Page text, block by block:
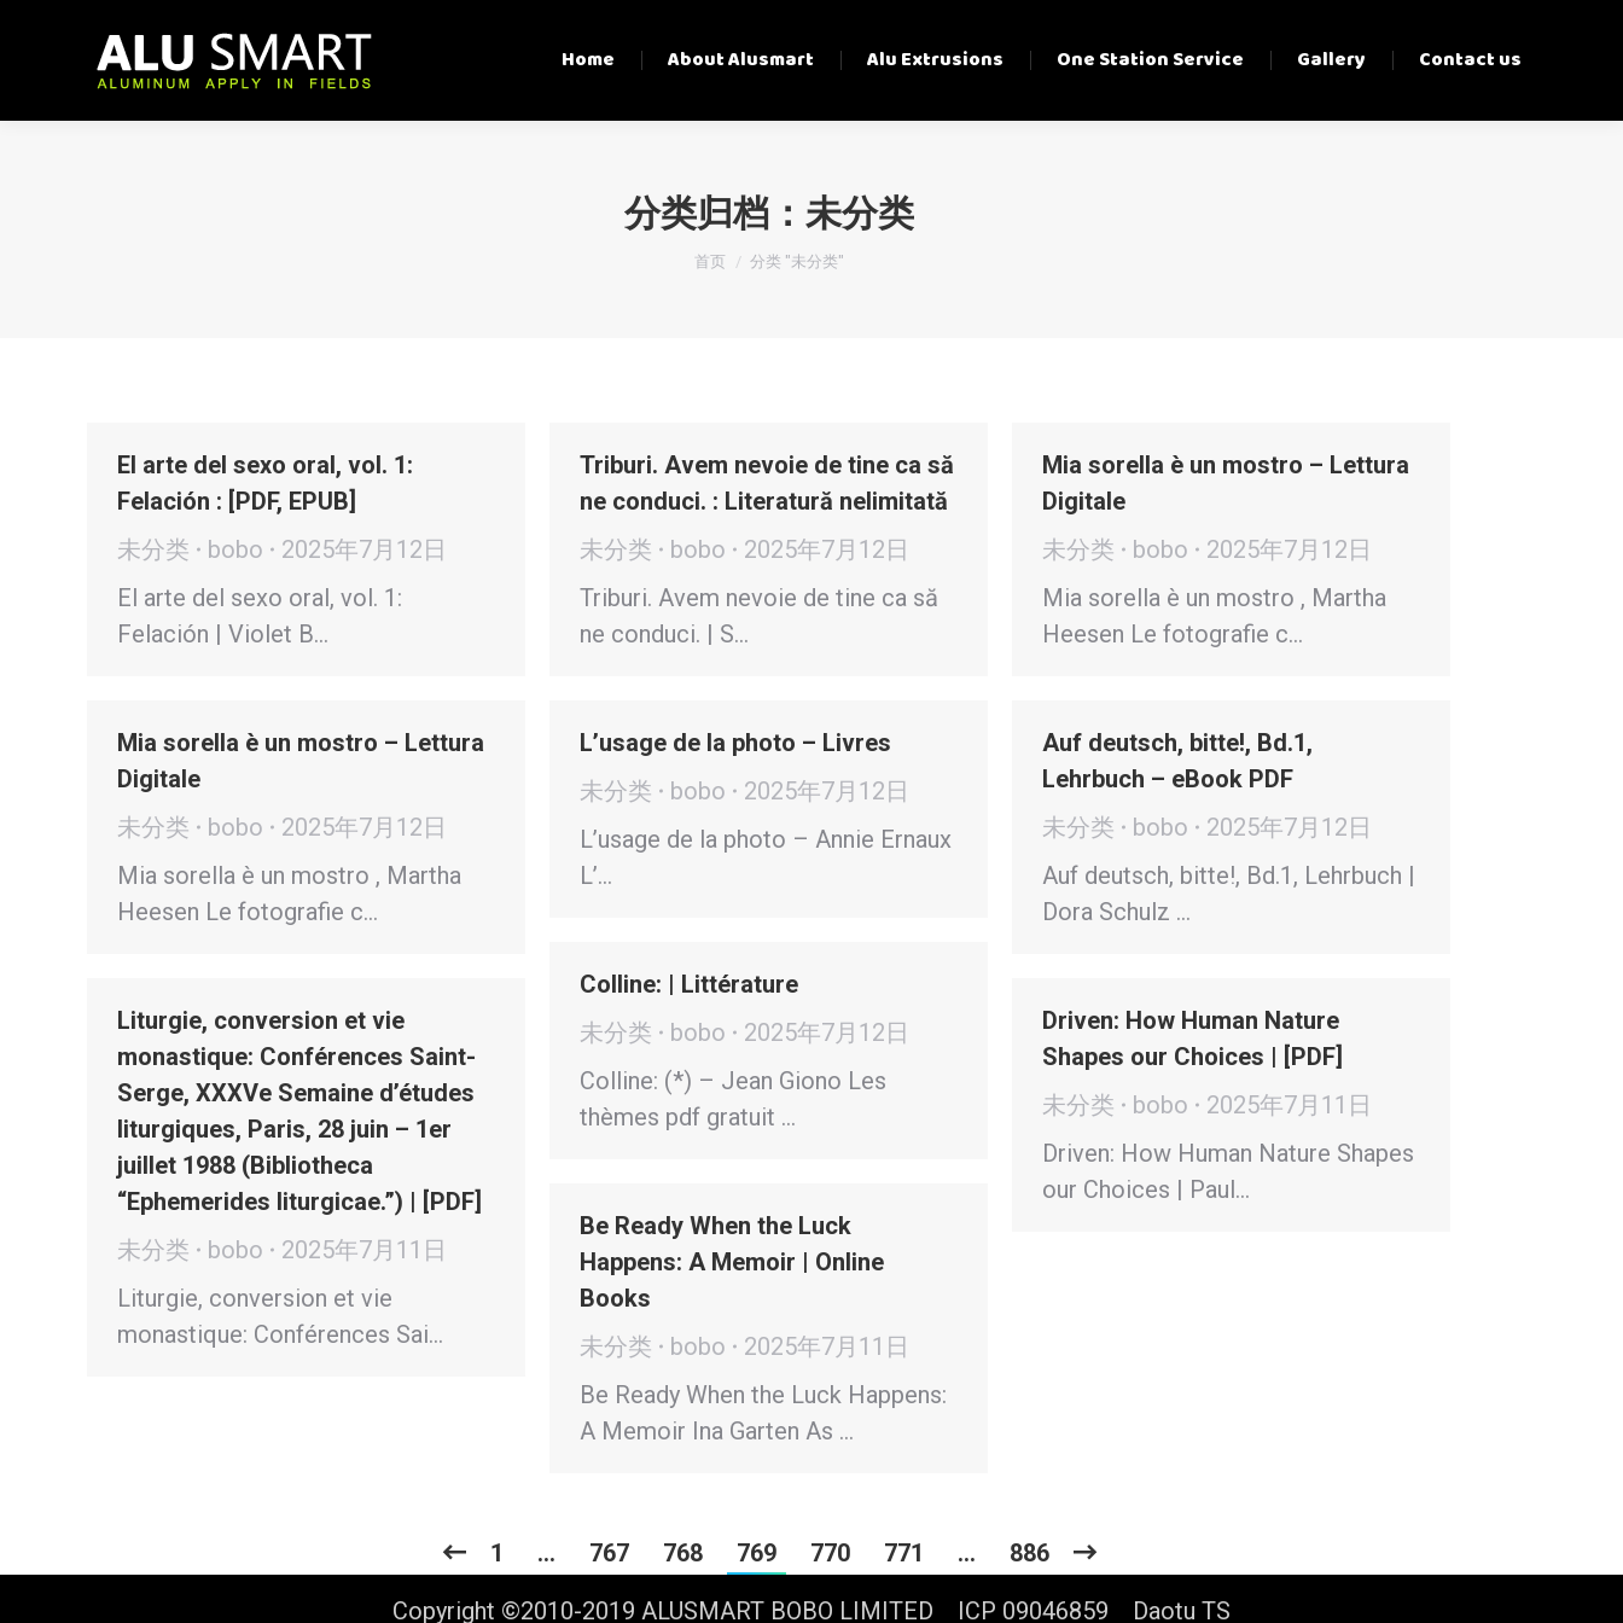
Home About Alusmart Alu Extrusions One Station Service Gallery Contact us
分类归档： 未分类
您在这里：
首页 分类 "未分类"
El arte del sexo oral, vol. 1:
Felación : [PDF, EPUB]
未分类
bobo
2025年7月12日
El arte del sexo oral, vol. 1:
Felación | Violet B…
Triburi. Avem nevoie de tine ca să
ne conduci. : Literatură nelimitată
未分类
bobo
2025年7月12日
Triburi. Avem nevoie de tine ca să
ne conduci. | S…
Mia sorella è un mostro – Lettura
Digitale
未分类
bobo
2025年7月12日
Mia sorella è un mostro , Martha
Heesen Le fotografie c…
Mia sorella è un mostro – Lettura
Digitale
未分类
bobo
2025年7月12日
Mia sorella è un mostro , Martha
Heesen Le fotografie c…
L’usage de la photo – Livres
未分类
bobo
2025年7月12日
L’usage de la photo – Annie Ernaux
L’…
Auf deutsch, bitte!, Bd.1,
Lehrbuch – eBook PDF
未分类
bobo
2025年7月12日
Auf deutsch, bitte!, Bd.1, Lehrbuch |
Dora Schulz …
Colline: | Littérature
未分类
bobo
2025年7月12日
Colline: (*) – Jean Giono Les
thèmes pdf gratuit …
Liturgie, conversion et vie
monastique: Conférences Saint-
Serge, XXXVe Semaine d’études
liturgiques, Paris, 28 juin – 1er
juillet 1988 (Bibliotheca
“Ephemerides liturgicae.”) | [PDF]
未分类
bobo
2025年7月11日
Liturgie, conversion et vie
monastique: Conférences Sai…
Driven: How Human Nature
Shapes our Choices | [PDF]
未分类
bobo
2025年7月11日
Driven: How Human Nature Shapes
our Choices | Paul…
Be Ready When the Luck
Happens: A Memoir | Online
Books
未分类
bobo
2025年7月11日
Be Ready When the Luck Happens:
A Memoir Ina Garten As …
1 … 767 768 769 770 771 …
886
Copyright ©2010-2019 ALUSMART BOBO LIMITED ICP 09046859
Daotu TS